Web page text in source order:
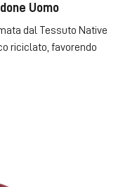
Uomo
dal Tessuto Native
riciclato, favorendo